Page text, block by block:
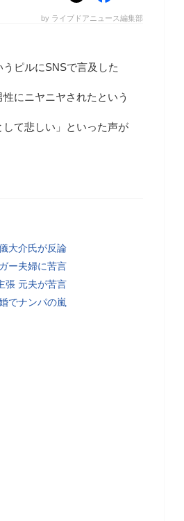
by ライブドアニュース編集部
ピルにSNSで言及した
にニヤニヤされたという
して悲しい」といった声が
大介氏が反論
ー夫婦に苦言
張 元夫が苦言
でナンパの嵐